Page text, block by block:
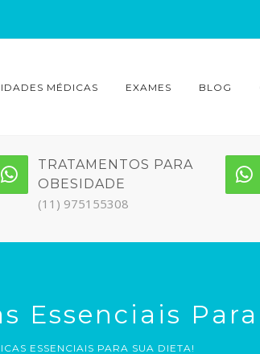
MÉDICAS EXAMES BLOG
TRATAMENTOS PARA
OBESIDADE
(11) 975155308
Essenciais
ESSENCIAIS PARA SUA DIETA!